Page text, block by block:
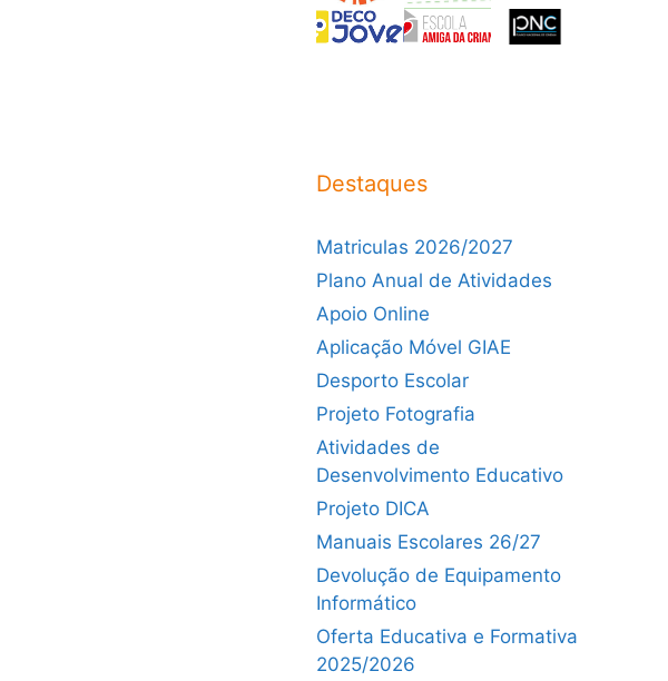
Destaques
Matriculas 2026/2027
Plano Anual de Atividades
Apoio Online
Aplicação Móvel GIAE
Desporto Escolar
Projeto Fotografia
Atividades de
Desenvolvimento Educativo
Projeto DICA
Manuais Escolares 26/27
Devolução de Equipamento
Informático
Oferta Educativa e Formativa
2025/2026